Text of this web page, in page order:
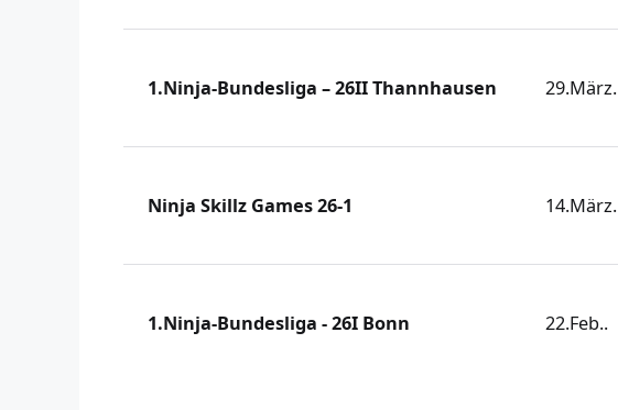
1.Ninja-Bundesliga – 26II Thannhausen 29.März.
Ninja Skillz Games 26-1 14.März.
1.Ninja-Bundesliga - 26I Bonn 22.Feb..